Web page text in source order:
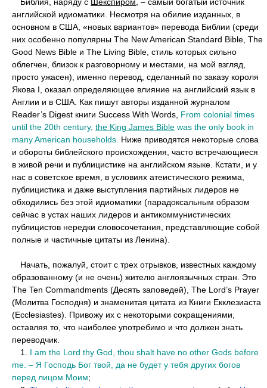
английской идиоматики. Несмотря на обилие изданных, в
основном в США, «новых вариантов» перевода Библии (среди
них особенно популярны The New American Standard Bible, The
Good News Bible и The Living Bible, стиль которых сильно
облегчен, близок к разговорному и местами, на мой взгляд,
просто ужасен), именно перевод, сделанный по заказу короля
Якова I, оказал определяющее влияние на английский язык в
Англии и в США. Как пишут авторы изданной журналом
Reader’s Digest книги Success With Words, From colonial times
until the 20th century, the King James Bible was the only book in
many American households. Ниже приводятся некоторые слова
и обороты библейского происхождения, часто встречающиеся
в живой речи и публицистике на английском языке. Кстати, и у
нас в советское время, в условиях атеистического режима,
публицистика и даже выступления партийных лидеров не
обходились без этой идиоматики (парадоксальным образом
сейчас в устах наших лидеров и антикоммунистических
публицистов нередки словосочетания, представляющие собой
полные и частичные цитаты из Ленина).
Начать, пожалуй, стоит с трех отрывков, известных каждому
образованному (и не очень) жителю англоязычных стран. Это
The Ten Commandments (Десять заповедей), The Lord’s Prayer
(Молитва Господня) и знаменитая цитата из Книги Екклезиаста
(Ecclesiastes). Привожу их с некоторыми сокращениями,
оставляя то, что наиболее употребимо и что должен знать
переводчик.
1. I am the Lord thy God, thou shalt have no other Gods before
me. – Я Господь Бог твой, да не будет у тебя других богов
перед лицом Моим;